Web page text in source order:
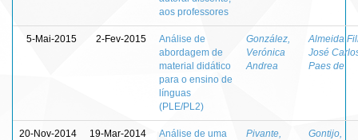
aos professores
5-Mai-2015 2-Fev-2015
Análise de
abordagem de
material didático
para o ensino de
línguas
(PLE/PL2)
González,
Verónica
Andrea
Almeida
José
Paes de
20-Nov-2014 19-Mar-2014
Análise de uma
Pivante,
Gontijo,